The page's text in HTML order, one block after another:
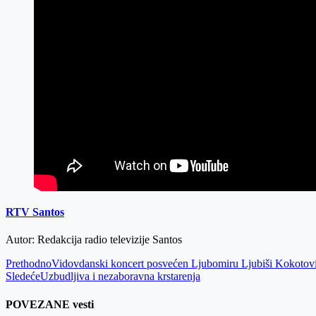
RTV Santos
Autor: Redakcija radio televizije Santos
PrethodnoVidovdanski koncert posvećen Ljubomiru Ljubiši
SledećeUzbudljiva i nezaboravna krstarenja
POVEZANE vesti